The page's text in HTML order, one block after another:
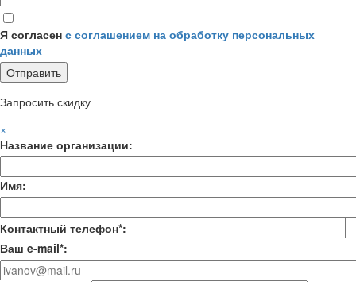
Я согласен с соглашением на обработку персональных
данных
Запросить скидку
×
Название организации:
Имя:
Контактный телефон*:
Ваш e-mail*: